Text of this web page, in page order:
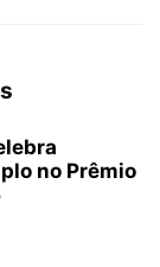
no Prêmio